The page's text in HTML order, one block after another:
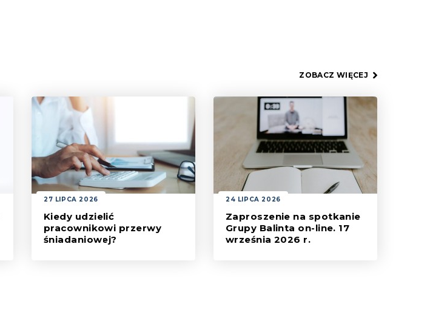
ZOBACZ WIĘCEJ
27 LIPCA 2026
Kiedy udzielić
pracownikowi przerwy
śniadaniowej?
24 LIPCA 2026
Zaproszenie na spotkanie
Grupy Balinta on-line. 17
września 2026 r.